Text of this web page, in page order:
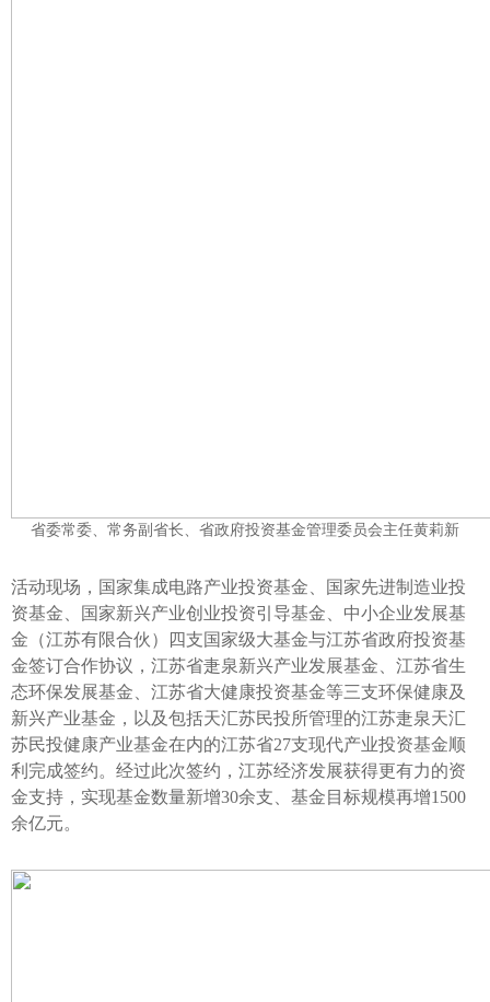
省委常委、常务副省长、省政府投资基金管理委员会主任黄莉新
活动现场，国家集成电路产业投资基金、国家先进制造业投
资基金、国家新兴产业创业投资引导基金、中小企业发展基
金（江苏有限合伙）四支国家级大基金与江苏省政府投资基
金签订合作协议，江苏省疌泉新兴产业发展基金、江苏省生
态环保发展基金、江苏省大健康投资基金等三支环保健康及
新兴产业基金，以及包括天汇苏民投所管理的江苏疌泉天汇
苏民投健康产业基金在内的江苏省27支现代产业投资基金顺
利完成签约。经过此次签约，江苏经济发展获得更有力的资
金支持，实现基金数量新增30余支、基金目标规模再增1500
余亿元。